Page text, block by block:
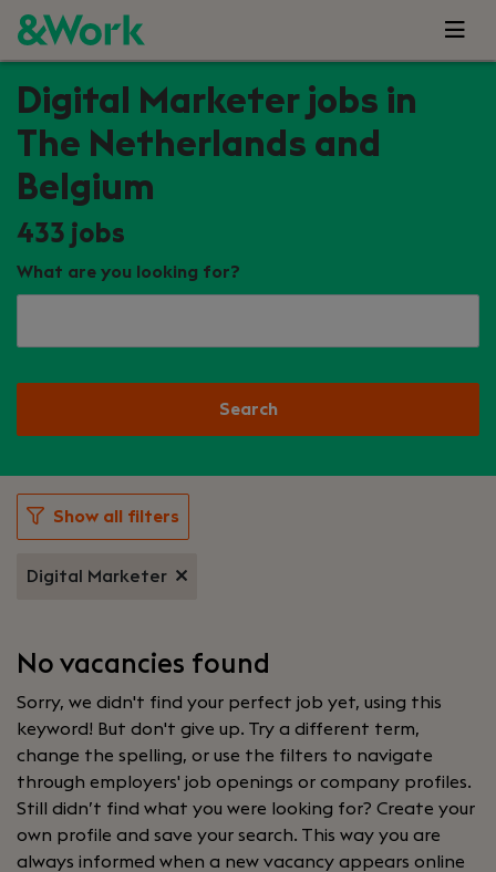
Digital Marketer jobs in
The Netherlands and
Belgium
433 jobs
What are you looking for?
Search
Show all filters
Digital Marketer
No vacancies found
Sorry, we didn't find your perfect job yet, using this
keyword! But don't give up. Try a different term,
change the spelling, or use the filters to navigate
through employers' job openings or company profiles.
Still didn’t find what you were looking for? Create your
own profile and save your search. This way you are
always informed when a new vacancy appears online